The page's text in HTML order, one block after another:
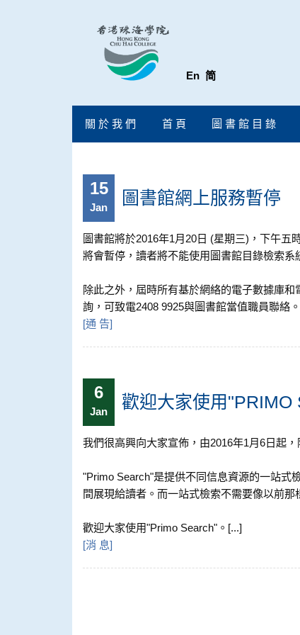
En 简
關 於 我 們 首 頁 圖 書 館 目 錄
15
Jan 圖書館網上服務暫停
圖書館將於2016年1月20日 (星期三)，下午
將會暫停，讀者將不能使用圖書館目錄檢索
除此之外，屆時所有基於網絡的電子數據庫
詢，可致電2408 9925與圖書館當值職員聯絡
[通 告]
6
Jan 歡迎大家使用"PRIMO
我們很高興向大家宣佈，由2016年1月6日起
"Primo Search"是提供不同信息資源的一站式
間展現給讀者。而一站式檢索不需要像以前那
歡迎大家使用"Primo Search"。[...]
[消 息]